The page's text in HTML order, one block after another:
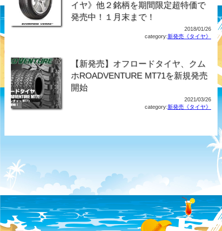
イヤ》他２銘柄を期間限定超特価で
発売中！１月末まで！
2018/01/26
category:新発売《タイヤ》
【新発売】オフロードタイヤ、クム
ホROADVENTURE MT71を新規発売
開始
2021/03/26
category:新発売《タイヤ》